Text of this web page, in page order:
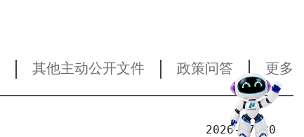
| 其他主动公开文件 | 政策问答 | 更多
2026-07-30